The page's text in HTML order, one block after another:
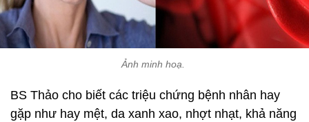
Ảnh minh hoạ.
BS Thảo cho biết các triệu chứng bệnh nhân hay
gặp như hay mệt, da xanh xao, nhợt nhạt, khả năng